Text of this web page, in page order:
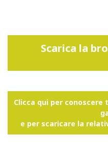
Scarica la
Clicca qui per
e per scaricare la